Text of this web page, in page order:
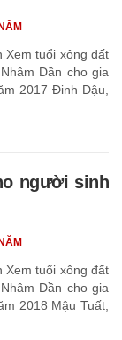
Xem tuổi xông đất
Dần cho gia
2017 Đinh Dậu,
người sinh
Xem tuổi xông đất
Dần cho gia
2018 Mậu Tuất,